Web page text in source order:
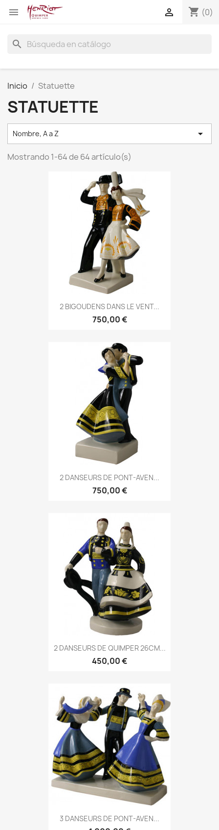
 shopping_cart (0)

search
Inicio Statuette
STATUETTE
Nombre, A a Z 
Mostrando 1-64 de 64 artículo(s)
2 BIGOUDENS DANS LE VENT...
750,00 €
2 DANSEURS DE PONT-AVEN...
750,00 €
2 DANSEURS DE QUIMPER 26CM...
450,00 €
3 DANSEURS DE PONT-AVEN...